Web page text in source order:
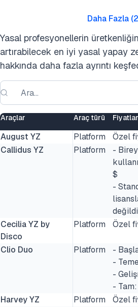
Daha Fazla(2
Yasal profesyonellerin
artırabilecek en iyi yasal yapay
hakkında daha fazla ayrıntı
Araçlar Araç türü
August YZ Platform Özel
Callidus YZ
Platform
-
$
-
Cecilia YZ by
Disco
Platform Özel
Clio Duo Platform
-
-
-
-
Harvey YZ Platform Özel